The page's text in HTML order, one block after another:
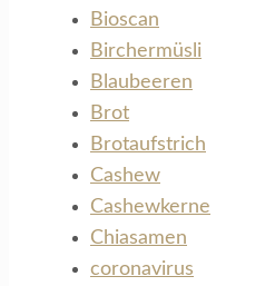
Bioscan
Birchermüsli
Blaubeeren
Brot
Brotaufstrich
Cashew
Cashewkerne
Chiasamen
coronavirus